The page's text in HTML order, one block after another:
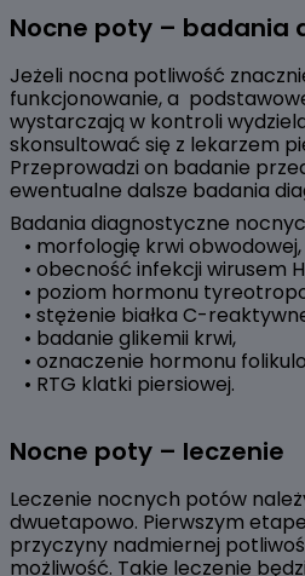
Nocne poty – badania
Jeżeli nocna potliwość
funkcjonowanie, a
wystarczają w kontroli
skonsultować się z lekarzem
Przeprowadzi on badanie
ewentualne dalsze badania
Badania diagnostyczne
• morfologię krwi obwodowej,
• obecność infekcji wirusem
• poziom hormonu
• stężenie białka C-
• badanie glikemii krwi,
• oznaczenie hormonu
• RTG klatki piersiowej.
Nocne poty – leczenie
Leczenie nocnych potów
dwuetapowo. Pierwszym
przyczyny nadmiernej
możliwość. Takie leczenie